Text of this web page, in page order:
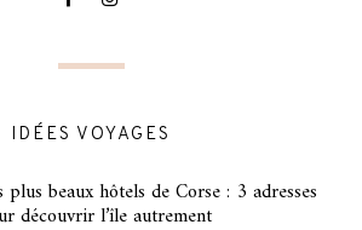
IDÉES VOYAGES
plus beaux hôtels de Corse : 3 adresses
découvrir l’île autrement